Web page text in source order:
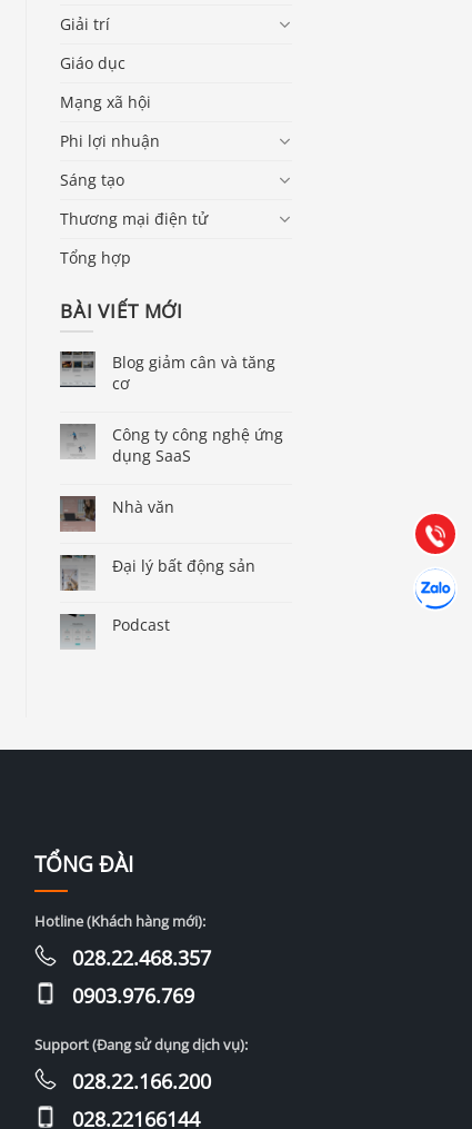
Giải trí
Giáo dục
Mạng xã hội
Phi lợi nhuận
Sáng tạo
Thương mại điện tử
Tổng hợp
BÀI VIẾT MỚI
Blog giảm cân và tăng
cơ
Công ty công nghệ ứng
dụng SaaS
Nhà văn
Đại lý bất động sản
Podcast
TỔNG ĐÀI
Hotline (Khách hàng mới):
028.22.468.357
0903.976.769
Support (Đang sử dụng dịch vụ):
028.22.166.200
028.22166144
Gọi cho
(028) 22.166.144
Chát